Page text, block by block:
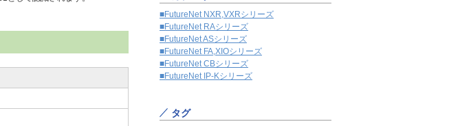
■FutureNet NXR,VXRシリーズ
■FutureNet RAシリーズ
■FutureNet ASシリーズ
■FutureNet FA,XIOシリーズ
■FutureNet CBシリーズ
■FutureNet IP-Kシリーズ
タグ